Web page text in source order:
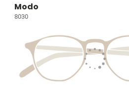
Modo
8030